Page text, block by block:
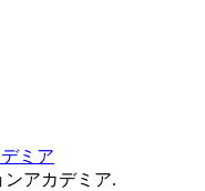
ミア
アカデミア.